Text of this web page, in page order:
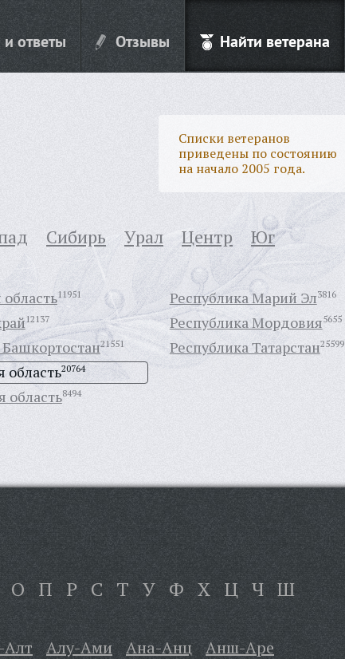
ответы Отзывы Найти ветерана
Списки ветеранов
приведены по состоянию
на начало 2005 года.
Сибирь Урал Центр Юг
11951
12137
21551
Республика Марий Эл3816
Республика Мордовия5655
Республика Татарстан25599
область20764
область8494
О П Р С Т У Ф Х Ц Ч Ш
Алу-Ами Ана-Анц
Анш-Аре